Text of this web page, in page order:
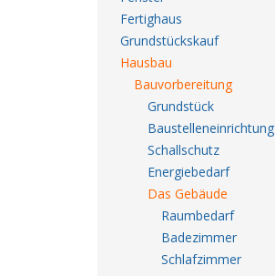
Fertighaus
Grundstückskauf
Hausbau
Bauvorbereitung
Grundstück
Baustelleneinrichtung
Schallschutz
Energiebedarf
Das Gebäude
Raumbedarf
Badezimmer
Schlafzimmer